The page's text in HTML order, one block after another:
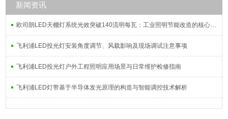
新闻资讯
欧司朗LED天棚灯系统光效突破140流明每瓦：工业照明节能改造的核心指标解析
飞利浦LED投光灯安装角度调节、风载影响及现场调试注意事项
飞利浦LED投光灯户外工程照明应用场景与日常维护检修指南
飞利浦LED灯带基于半导体发光原理的构造与智能调控技术解析